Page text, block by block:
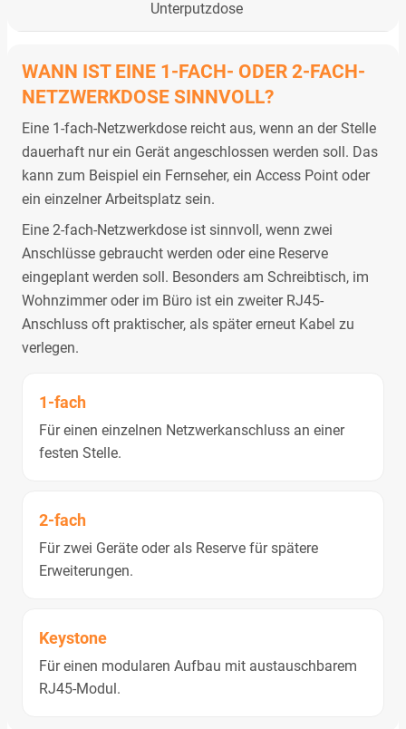
Unterputzdose
WANN IST EINE 1-FACH- ODER 2-FACH-
NETZWERKDOSE SINNVOLL?
Eine 1-fach-Netzwerkdose reicht aus, wenn an der Stelle
dauerhaft nur ein Gerät angeschlossen werden soll. Das
kann zum Beispiel ein Fernseher, ein Access Point oder
ein einzelner Arbeitsplatz sein.
Eine 2-fach-Netzwerkdose ist sinnvoll, wenn zwei
Anschlüsse gebraucht werden oder eine Reserve
eingeplant werden soll. Besonders am Schreibtisch, im
Wohnzimmer oder im Büro ist ein zweiter RJ45-
Anschluss oft praktischer, als später erneut Kabel zu
verlegen.
1-fach
Für einen einzelnen Netzwerkanschluss an einer
festen Stelle.
2-fach
Für zwei Geräte oder als Reserve für spätere
Erweiterungen.
Keystone
Für einen modularen Aufbau mit austauschbarem
RJ45-Modul.